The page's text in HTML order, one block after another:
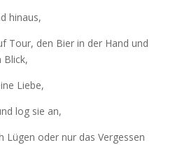
hinaus,
Tour, den Bier in der Hand und
Blick,
Liebe,
log sie an,
Lügen oder nur das Vergessen